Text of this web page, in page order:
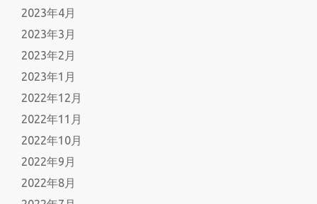
2023年4月
2023年3月
2023年2月
2023年1月
2022年12月
2022年11月
2022年10月
2022年9月
2022年8月